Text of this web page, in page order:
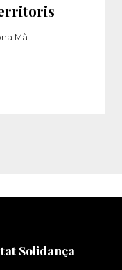
Mà
Solidança